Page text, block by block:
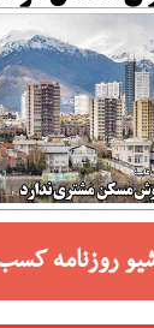
روزنامه